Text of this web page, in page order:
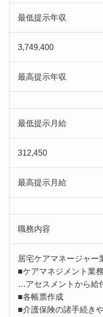
最低提示年収
3,749,400
最高提示年収
最低提示月給
312,450
最高提示月給
職務内容
居宅ケアマネージャー
■ケアマネジメント業
…アセスメントから給
■各帳票作成
■介護保険の諸手続き